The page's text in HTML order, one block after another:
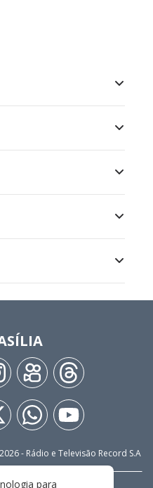
- Rádio e Televisão Record S.A
para